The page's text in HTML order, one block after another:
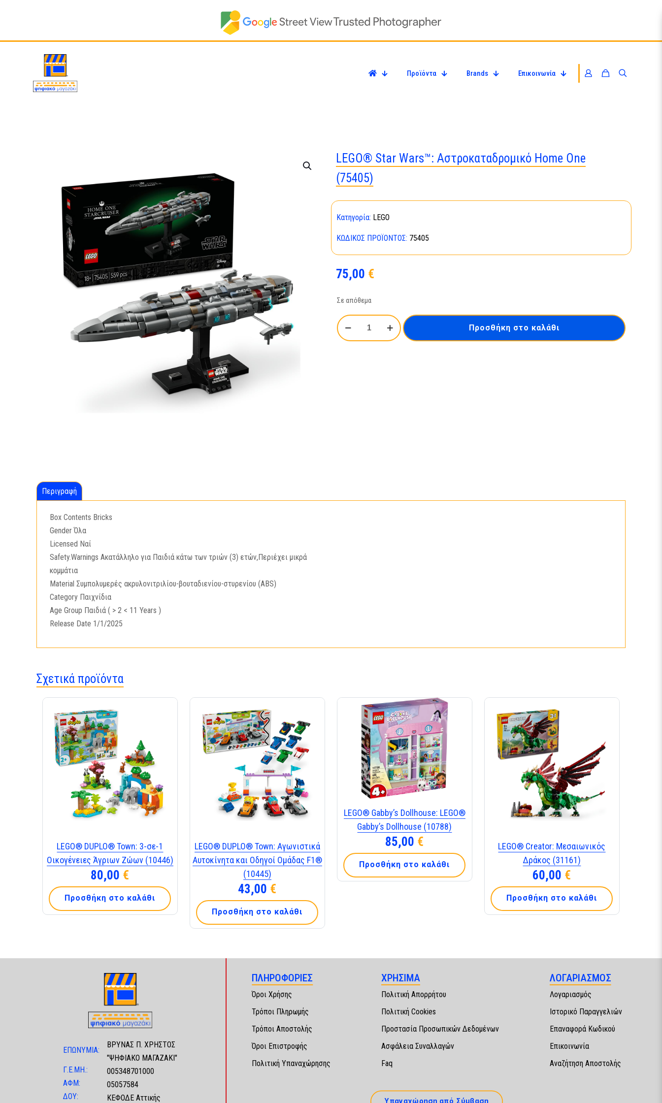
Προϊόντα Brands Επικοινωνία
LEGO® Star Wars™: Αστροκαταδρομικό Home One
(75405)
Κατηγορία: LEGO
ΚΩΔΙΚΌΣ ΠΡΟΪΌΝΤΟΣ: 75405
75,00 €
Σε απόθεμα
LEGO®
Star
Προσθήκη στο καλάθι
Περιγραφή
Box Contents Bricks
Gender Όλα
Licensed Ναί
Safety.Warnings Ακατάλληλο για Παιδιά κάτω των τριών (3) ετών,Περιέχει μικρά
κομμάτια
Material Συμπολυμερές ακρυλονιτριλίου-βουταδιενίου-στυρενίου (ABS)
Category Παιχνίδια
Age Group Παιδιά ( > 2 < 11 Years )
Release Date 1/1/2025
Σχετικά προϊόντα
LEGO® DUPLO® Town: 3-σε-1
Οικογένειες Άγριων Ζώων (10446)
80,00 €
Προσθήκη στο καλάθι
LEGO® DUPLO® Town: Αγωνιστικά
Αυτοκίνητα και Οδηγοί Ομάδας F1®
(10445)
43,00 €
Προσθήκη στο καλάθι
LEGO® Gabby’s Dollhouse: LEGO®
Gabby’s Dollhouse (10788)
85,00 €
Προσθήκη στο καλάθι
LEGO® Creator: Μεσαιωνικός
Δράκος (31161)
60,00 €
Προσθήκη στο καλάθι
ΕΠΩΝΥΜΙΑ:
ΒΡΥΝΑΣ Π. ΧΡΗΣΤΟΣ
"ΨΗΦΙΑΚΟ ΜΑΓΑΖΑΚΙ"
Γ.Ε.ΜΗ.:
005348701000
ΑΦΜ:
05057584
ΔΟΥ:
ΚΕΦΟΔΕ Αττικής
ΠΛΗΡΟΦΟΡΙΕΣ
Όροι Χρήσης
Τρόποι Πληρωμής
Τρόποι Αποστολής
Όροι Επιστροφής
Πολιτική Υπαναχώρησης
ΧΡΗΣΙΜΑ
Πολιτική Απορρήτου
Πολιτική Cookies
Προστασία Προσωπικών Δεδομένων
Ασφάλεια Συναλλαγών
Faq
ΛΟΓΑΡΙΑΣΜΟΣ
Λογαριασμός
Ιστορικό Παραγγελιών
Επαναφορά Κωδικού
Επικοινωνία
Αναζήτηση Αποστολής
Υπαναχώρηση από Σύμβαση